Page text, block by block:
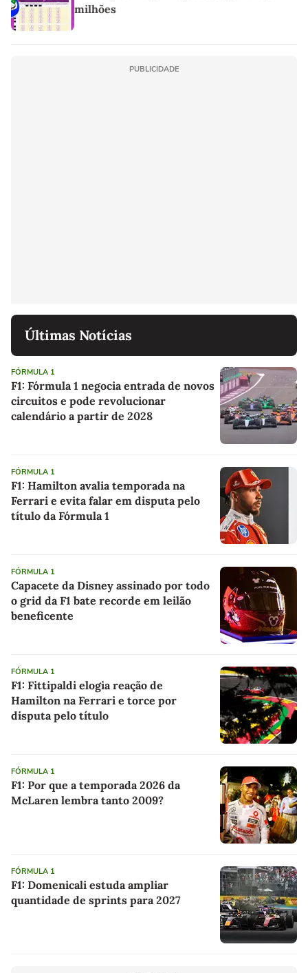
milhões
PUBLICIDADE
Últimas Notícias
FÓRMULA 1
F1: Fórmula 1 negocia entrada de novos
circuitos e pode revolucionar
calendário a partir de 2028
FÓRMULA 1
F1: Hamilton avalia temporada na
Ferrari e evita falar em disputa pelo
título da Fórmula 1
FÓRMULA 1
Capacete da Disney assinado por todo
o grid da F1 bate recorde em leilão
beneficente
FÓRMULA 1
F1: Fittipaldi elogia reação de
Hamilton na Ferrari e torce por
disputa pelo título
FÓRMULA 1
F1: Por que a temporada 2026 da
McLaren lembra tanto 2009?
FÓRMULA 1
F1: Domenicali estuda ampliar
quantidade de sprints para 2027